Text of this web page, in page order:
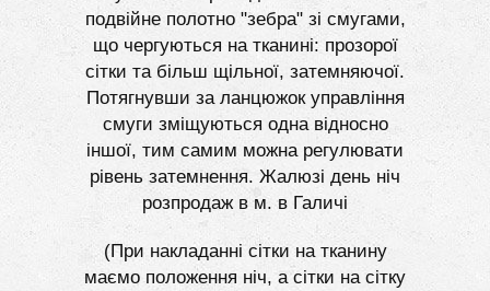
подвійне полотно "зебра" зі смугами,
що чергуються на тканині: прозорої
сітки та більш щільної, затемняючої.
Потягнувши за ланцюжок управління
смуги зміщуються одна відносно
іншої, тим самим можна регулювати
рівень затемнення. Жалюзі день ніч
розпродаж в м. в Галичі
(При накладанні сітки на тканину
маємо положення ніч, а сітки на сітку